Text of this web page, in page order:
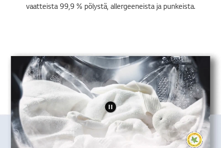
vaatteista 99,9 % pölystä, allergeeneista ja punkeista.